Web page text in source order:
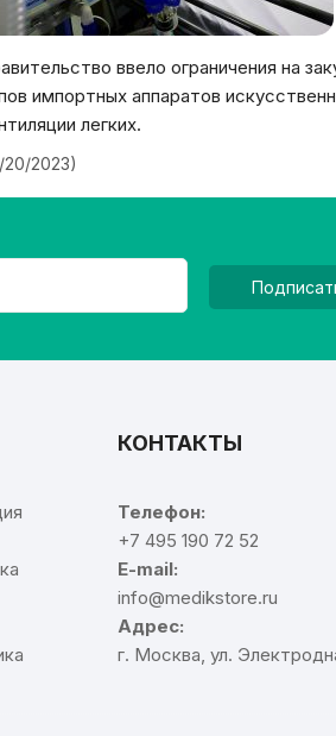
ввело ограничения на
импортных аппаратов
легких.
20/2023)
КОНТАКТЫ
Телефон:
+7 495 190 72 52
E-mail:
info@medikstore.ru
Адрес:
г. Москва, ул.